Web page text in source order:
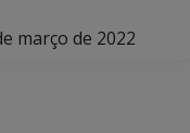
março de 2022